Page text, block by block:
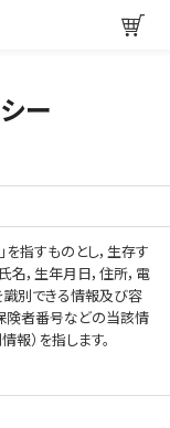
ー
を指すものとし，生存す
，生年月日，住所，電
別できる情報及び容
険者番号などの当該情
）を指します。